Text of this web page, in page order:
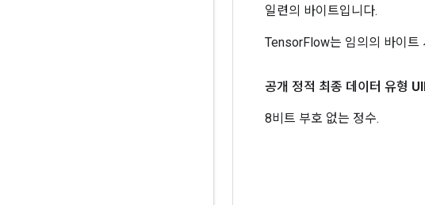
일련의 바이트입니다.
TensorFlow는 임의의 바이트
공개 정적 최종 데이터 유형
8비트 부호 없는 정수.